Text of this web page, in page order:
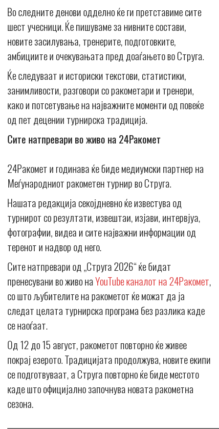
Во следните денови одделно ќе ги претставиме сите
шест учесници. Ќе пишуваме за нивните состави,
новите засилувања, тренерите, подготовките,
амбициите и очекувањата пред доаѓањето во Струга.
Ќе следуваат и историски текстови, статистики,
занимливости, разговори со ракометари и тренери,
како и потсетување на најважните моменти од повеќе
од пет децении турнирска традиција.
Сите натпревари во живо на 24Ракомет
24Ракомет и годинава ќе биде медиумски партнер на
Меѓународниот ракометен турнир во Струга.
Нашата редакција секојдневно ќе известува од
турнирот со резултати, извештаи, изјави, интервјуа,
фотографии, видеа и сите најважни информации од
теренот и надвор од него.
Сите натпревари од „Струга 2026“ ќе бидат
пренесувани во живо наYouTube каналот на 24Ракомет,
со што љубителите на ракометот ќе можат да ја
следат целата турнирска програма без разлика каде
се наоѓаат.
Од 12 до 15 август, ракометот повторно ќе живее
покрај езерото. Традицијата продолжува, новите екипи
се подготвуваат, а Струга повторно ќе биде местото
каде што официјално започнува новата ракометна
сезона.